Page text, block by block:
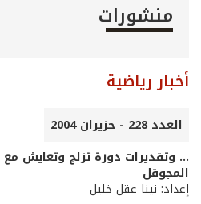
منشورات
أخبار رياضية
العدد 228 - حزيران 2004
... وتقديرات دورة تزلج وتعايش مع
المجوقل
إعداد: نينا عقل خليل